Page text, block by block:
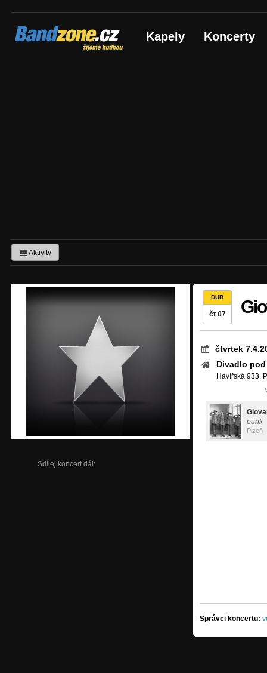
Bandzone.cz
žijeme hudbou Kapely Koncerty
Aktivity
Sdílej koncert dál:
DUB
čt 07
čtvrtek
Divadlo
Havířská 933,
punk
Plzeň
Správci koncertu: